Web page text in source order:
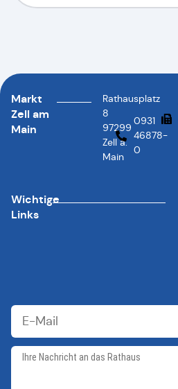
Markt
Zell am
Main
Rathausplatz
8
97299
Zell a.
Main
0931
46878-
0
Wichtige
Links